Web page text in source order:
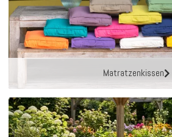
Matratzenkissen